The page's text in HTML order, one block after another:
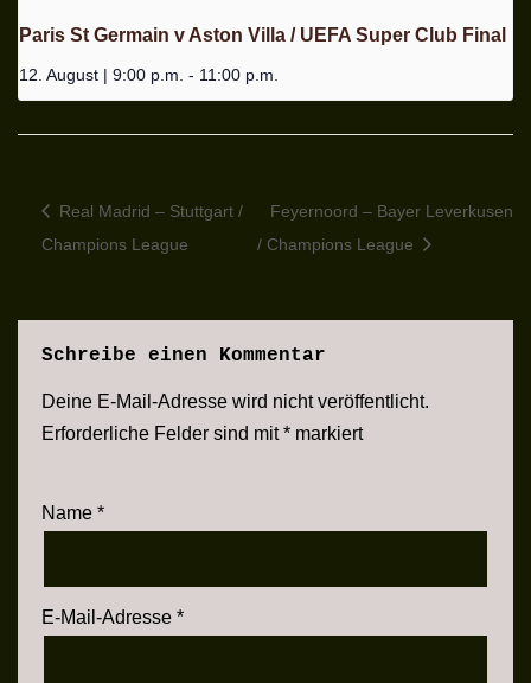
Paris St Germain v Aston Villa / UEFA Super Club Final
12. August | 9:00 p.m. - 11:00 p.m.
Real Madrid – Stuttgart /
Champions League
Feyernoord – Bayer Leverkusen
/ Champions League
Schreibe einen Kommentar
Deine E-Mail-Adresse wird nicht veröffentlicht.
Erforderliche Felder sind mit* markiert
Name *
E-Mail-Adresse *